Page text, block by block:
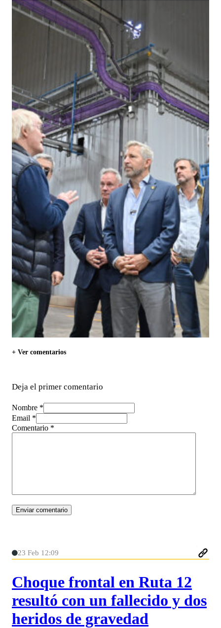
+ Ver comentarios
Deja el primer comentario
Nombre *
Email *
Comentario *
23 Feb 12:09
Choque frontal en Ruta 12
resultó con un fallecido y dos
heridos de gravedad